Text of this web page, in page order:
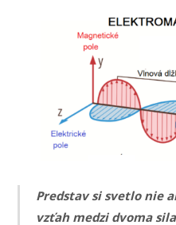
Predstav si svetlo nie
vzťah medzi dvoma